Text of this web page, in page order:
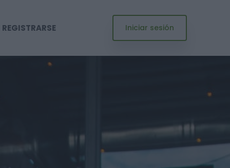
REGISTRARSE Iniciar sesión